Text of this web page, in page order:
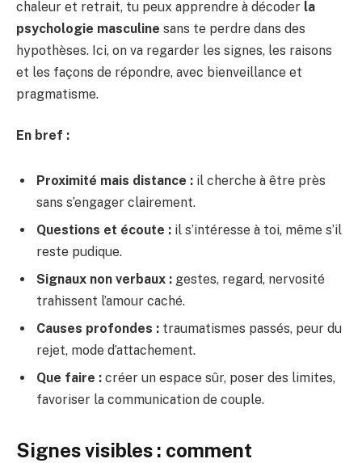
chaleur et retrait, tu peux apprendre à décoder la
psychologie masculine sans te perdre dans des
hypothèses. Ici, on va regarder les signes, les raisons
et les façons de répondre, avec bienveillance et
pragmatisme.
En bref :
Proximité mais distance : il cherche à être près
sans s’engager clairement.
Questions et écoute : il s’intéresse à toi, même s’il
reste pudique.
Signaux non verbaux : gestes, regard, nervosité
trahissent l’amour caché.
Causes profondes : traumatismes passés, peur du
rejet, mode d’attachement.
Que faire : créer un espace sûr, poser des limites,
favoriser la communication de couple.
Signes visibles : comment